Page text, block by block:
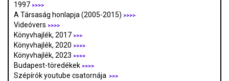
1997 >>>>
A Társaság honlapja (2005-2015) >>>>
Videóvers >>>>
Könyvhajlék, 2017 >>>
Könyvhajlék, 2020 >>>>
Könyvhajlék, 2023 >>>>
Budapest-töredékek >>>>
Szépírók youtube csatornája >>>